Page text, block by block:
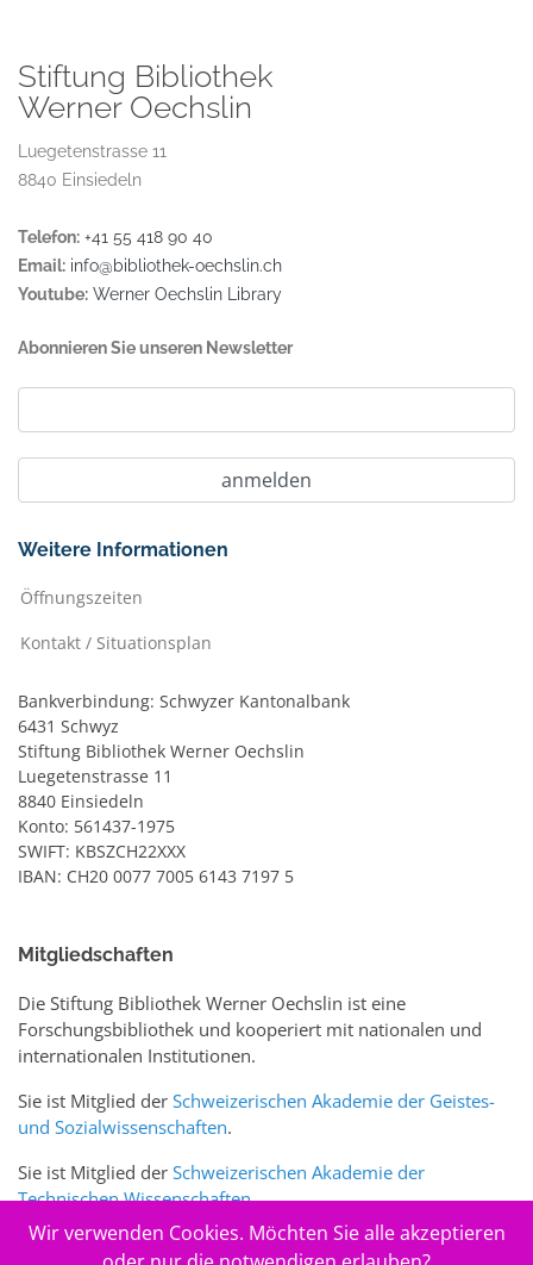
Stiftung Bibliothek
Werner Oechslin
Luegetenstrasse 11
8840 Einsiedeln
Telefon: +41 55 418 90 40
Email: info@bibliothek-oechslin.ch
Youtube: Werner Oechslin Library
Abonnieren Sie unseren Newsletter
Weitere Informationen
Öffnungszeiten
Kontakt / Situationsplan
Bankverbindung: Schwyzer Kantonalbank
6431 Schwyz
Stiftung Bibliothek Werner Oechslin
Luegetenstrasse 11
8840 Einsiedeln
Konto: 561437-1975
SWIFT: KBSZCH22XXX
IBAN: CH20 0077 7005 6143 7197 5
Mitgliedschaften
Die Stiftung Bibliothek Werner Oechslin ist eine
Forschungsbibliothek und kooperiert mit nationalen und
internationalen Institutionen.
Sie ist Mitglied der Schweizerischen Akademie der Geistes-
und Sozialwissenschaften.
Sie ist Mitglied der Schweizerischen Akademie der
Technischen Wissenschaften.
Sie ist zudem Mitglied des Schweizer Portalswww.sciences-
Wir verwenden Cookies. Möchten Sie alle akzeptieren